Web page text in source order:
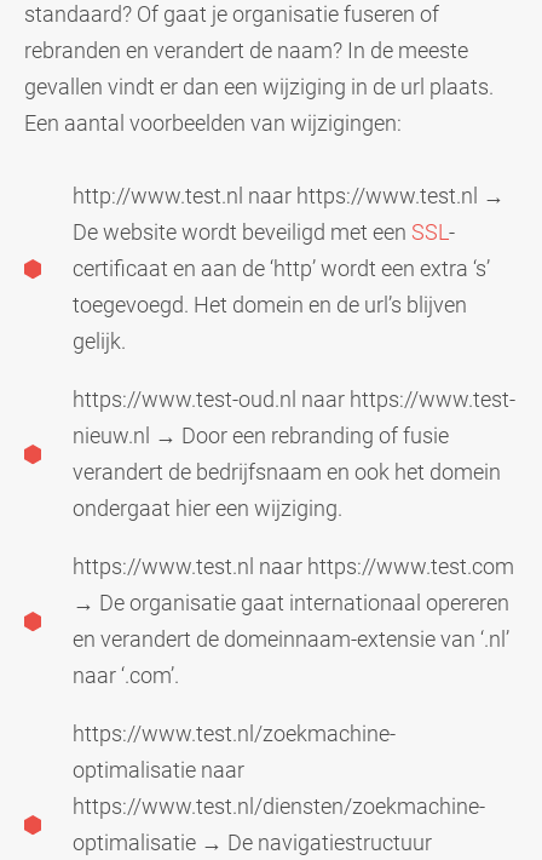
standaard? Of gaat je organisatie fuseren of
rebranden en verandert de naam? In de meeste
gevallen vindt er dan een wijziging in de url plaats.
Een aantal voorbeelden van wijzigingen:
http://www.test.nl naar https://www.test.nl →
De website wordt beveiligd met een SSL -
certificaat en aan de ‘http’ wordt een extra ‘s’
toegevoegd. Het domein en de url’s blijven
gelijk.
https://www.test-oud.nl naar https://www.test-
nieuw.nl → Door een rebranding of fusie
verandert de bedrijfsnaam en ook het domein
ondergaat hier een wijziging.
https://www.test.nl naar https://www.test.com
→ De organisatie gaat internationaal opereren
en verandert de domeinnaam-extensie van ‘.nl’
naar ‘.com’.
https://www.test.nl/zoekmachine-
optimalisatie naar
https://www.test.nl/diensten/zoekmachine-
optimalisatie → De navigatiestructuur